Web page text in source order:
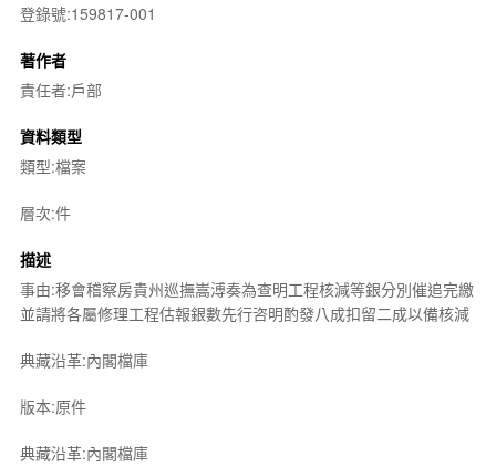
登錄號:159817-001
著作者
責任者:戶部
資料類型
類型:檔案
層次:件
描述
事由:移會稽察房貴州巡撫嵩溥奏為查明工程核減等銀分別催追完繳
並請將各屬修理工程估報銀數先行咨明酌發八成扣留二成以備核減
典藏沿革:內閣檔庫
版本:原件
典藏沿革:內閣檔庫